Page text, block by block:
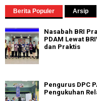
Berita Populer Arsip
Nasabah BRI
PDAM Lewat
dan Praktis
Pengurus DPC
Pengukuhan